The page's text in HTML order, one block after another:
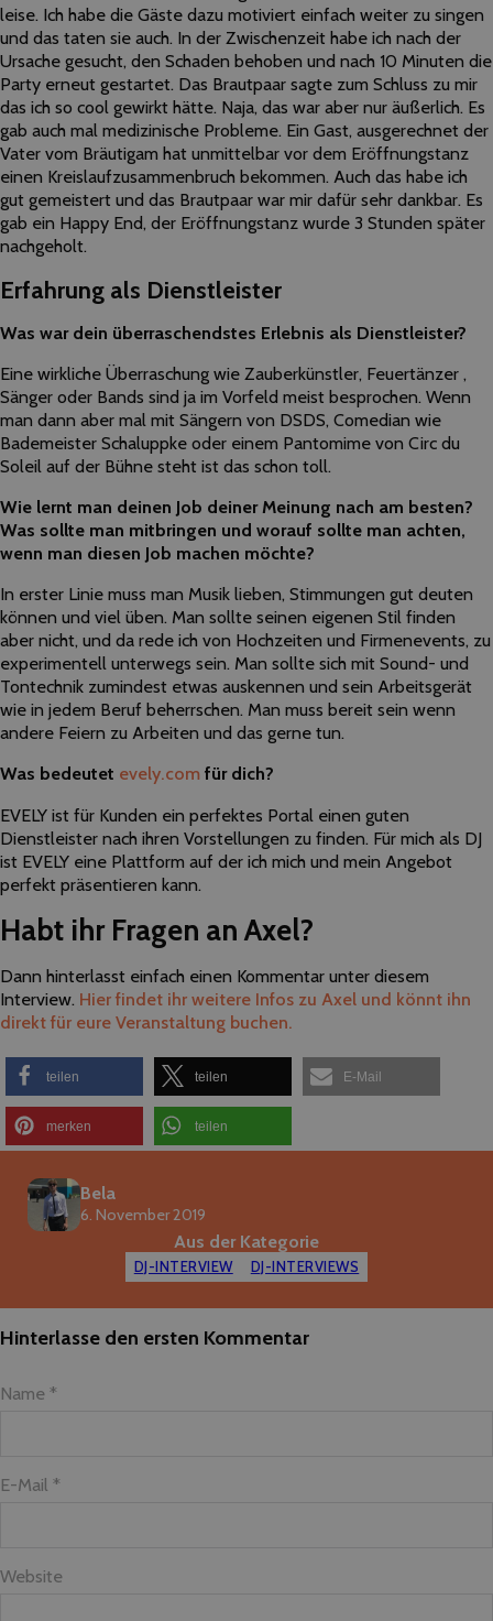
leise. Ich habe die Gäste dazu motiviert einfach weiter zu singen
und das taten sie auch. In der Zwischenzeit habe ich nach der
Ursache gesucht, den Schaden behoben und nach 10 Minuten die
Party erneut gestartet. Das Brautpaar sagte zum Schluss zu mir
das ich so cool gewirkt hätte. Naja, das war aber nur äußerlich. Es
gab auch mal medizinische Probleme. Ein Gast, ausgerechnet der
Vater vom Bräutigam hat unmittelbar vor dem Eröffnungstanz
einen Kreislaufzusammenbruch bekommen. Auch das habe ich
gut gemeistert und das Brautpaar war mir dafür sehr dankbar. Es
gab ein Happy End, der Eröffnungstanz wurde 3 Stunden später
nachgeholt.
Erfahrung als Dienstleister
Was war dein überraschendstes Erlebnis als Dienstleister?
Eine wirkliche Überraschung wie Zauberkünstler, Feuertänzer ,
Sänger oder Bands sind ja im Vorfeld meist besprochen. Wenn
man dann aber mal mit Sängern von DSDS, Comedian wie
Bademeister Schaluppke oder einem Pantomime von Circ du
Soleil auf der Bühne steht ist das schon toll.
Wie lernt man deinen Job deiner Meinung nach am besten?
Was sollte man mitbringen und worauf sollte man achten,
wenn man diesen Job machen möchte?
In erster Linie muss man Musik lieben, Stimmungen gut deuten
können und viel üben. Man sollte seinen eigenen Stil finden
aber nicht, und da rede ich von Hochzeiten und Firmenevents, zu
experimentell unterwegs sein. Man sollte sich mit Sound- und
Tontechnik zumindest etwas auskennen und sein Arbeitsgerät
wie in jedem Beruf beherrschen. Man muss bereit sein wenn
andere Feiern zu Arbeiten und das gerne tun.
Was bedeutet evely.com für dich?
EVELY ist für Kunden ein perfektes Portal einen guten
Dienstleister nach ihren Vorstellungen zu finden. Für mich als DJ
ist EVELY eine Plattform auf der ich mich und mein Angebot
perfekt präsentieren kann.
Habt ihr Fragen an Axel?
Dann hinterlasst einfach einen Kommentar unter diesem
Interview. Hier findet ihr weitere Infos zu Axel und könnt ihn
direkt für eure Veranstaltung buchen.
teilen teilen E-Mail
merken teilen
Bela
6. November 2019
Aus der Kategorie
DJ-INTERVIEW DJ-INTERVIEWS
Hinterlasse den ersten Kommentar
Name *
E-Mail *
Website